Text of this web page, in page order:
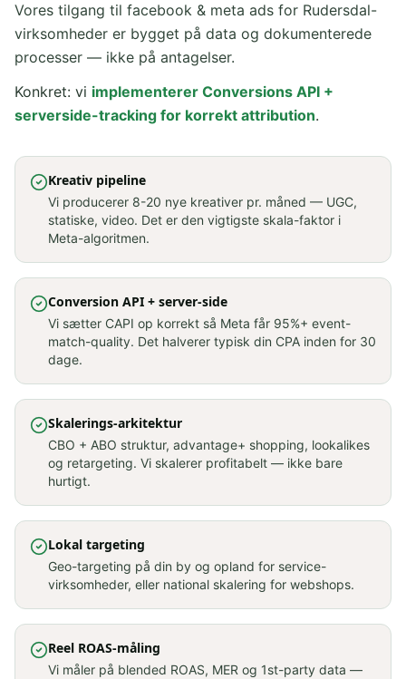
Vores tilgang til facebook & meta ads for Rudersdal-
virksomheder er bygget på data og dokumenterede
processer — ikke på antagelser.
Konkret: vi implementerer Conversions API +
serverside-tracking for korrekt attribution.
Kreativ pipeline
Vi producerer 8-20 nye kreativer pr. måned — UGC,
statiske, video. Det er den vigtigste skala-faktor i
Meta-algoritmen.
Conversion API + server-side
Vi sætter CAPI op korrekt så Meta får 95%+ event-
match-quality. Det halverer typisk din CPA inden for 30
dage.
Skalerings-arkitektur
CBO + ABO struktur, advantage+ shopping, lookalikes
og retargeting. Vi skalerer profitabelt — ikke bare
hurtigt.
Lokal targeting
Geo-targeting på din by og opland for service-
virksomheder, eller national skalering for webshops.
Reel ROAS-måling
Vi måler på blended ROAS, MER og 1st-party data —